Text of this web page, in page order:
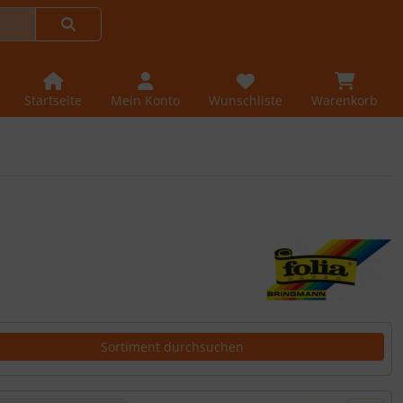
Startseite Mein Konto Wunschliste Warenkorb